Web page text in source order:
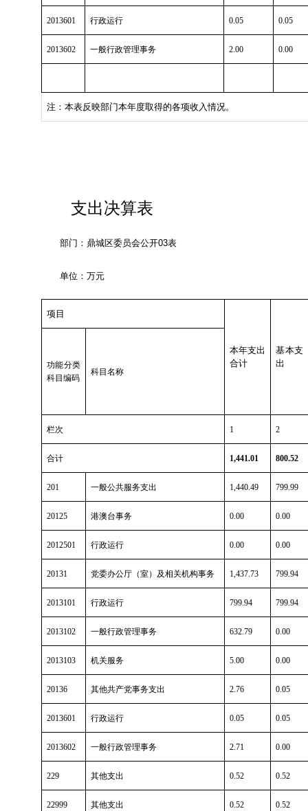
2013601 行政运行 0.05 0.05
2013602 一般行政管理事务 2.00 0.00
注：本表反映部门本年度取得的各项收入情况。
支出决算表
部门：鼎城区委员会公开03表
单位：万元
项目
本年支出
合计
基本支
出
功能分类
科目编码
科目名称
栏次 1 2
合计 1,441.01 800.52
201 一般公共服务支出 1,440.49 799.99
20125 港澳台事务 0.00 0.00
2012501 行政运行 0.00 0.00
20131 党委办公厅（室）及相关机构事务 1,437.73 799.94
2013101 行政运行 799.94 799.94
2013102 一般行政管理事务 632.79 0.00
2013103 机关服务 5.00 0.00
20136 其他共产党事务支出 2.76 0.05
2013601 行政运行 0.05 0.05
2013602 一般行政管理事务 2.71 0.00
229 其他支出 0.52 0.52
22999 其他支出 0.52 0.52